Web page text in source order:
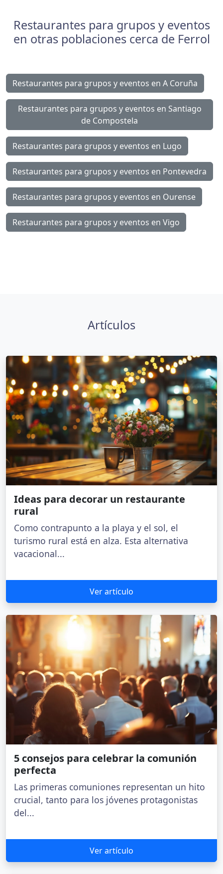
Restaurantes para grupos y eventos
en otras poblaciones cerca de Ferrol
Restaurantes para grupos y eventos en A Coruña
Restaurantes para grupos y eventos en Santiago
de Compostela
Restaurantes para grupos y eventos en Lugo
Restaurantes para grupos y eventos en Pontevedra
Restaurantes para grupos y eventos en Ourense
Restaurantes para grupos y eventos en Vigo
Artículos
Ideas para decorar un restaurante
rural
Como contrapunto a la playa y el sol, el
turismo rural está en alza. Esta alternativa
vacacional...
Ver artículo
5 consejos para celebrar la comunión
perfecta
Las primeras comuniones representan un hito
crucial, tanto para los jóvenes protagonistas
del...
Ver artículo